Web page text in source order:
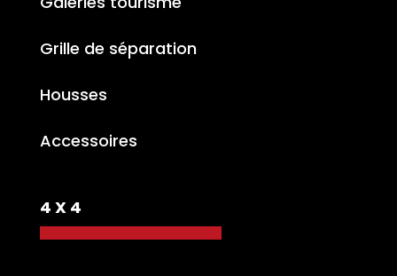
Grille de séparation
Housses
Accessoires
4 X 4